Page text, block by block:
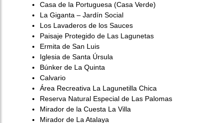
Casa de la Portuguesa (Casa Verde)
La Giganta – Jardín Social
Los Lavaderos de los Sauces
Paisaje Protegido de Las Lagunetas
Ermita de San Luis
Iglesia de Santa Úrsula
Búnker de La Quinta
Calvario
Área Recreativa La Lagunetilla Chica
Reserva Natural Especial de Las Palomas
Mirador de la Cuesta La Villa
Mirador de La Atalaya